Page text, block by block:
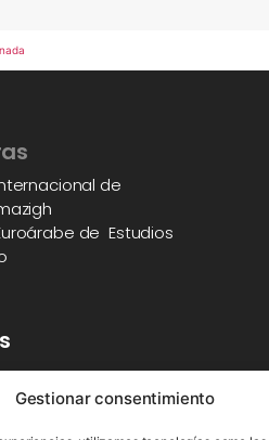
Gestionar consentimiento
de
de Estudios